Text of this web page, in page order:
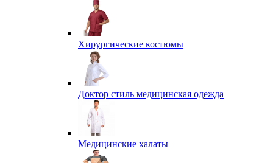
Хирургические костюмы
Доктор стиль медицинская одежда
Медицинские халаты